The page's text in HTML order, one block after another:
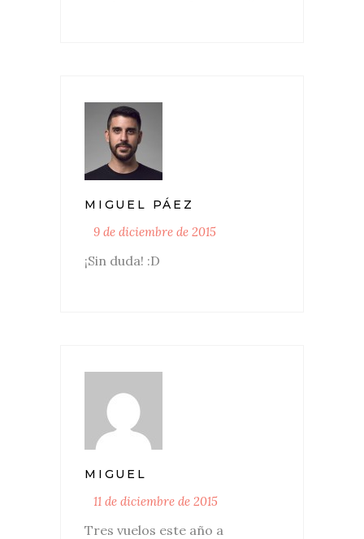
MIGUEL PÁEZ
9 de diciembre de 2015
¡Sin duda! :D
MIGUEL
11 de diciembre de 2015
Tres vuelos este año a